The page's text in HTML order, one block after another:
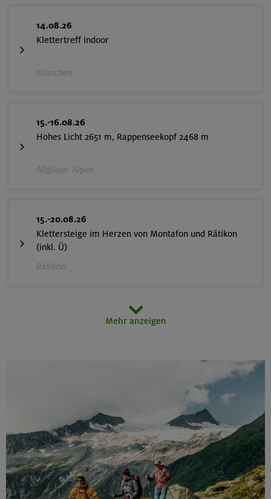
14.08.26
Klettertreff indoor
München
15.-16.08.26
Hohes Licht 2651 m, Rappenseekopf 2468 m
Allgäuer Alpen
15.-20.08.26
Klettersteige im Herzen von Montafon und Rätikon
(inkl. Ü)
Rätikon
Kinderkletterkurs für Anfänger im Altmühltal
Südlicher Frankenjura
Mehr anzeigen